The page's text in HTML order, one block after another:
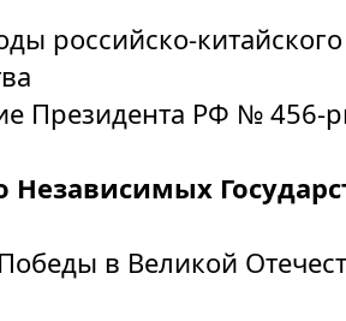
российско-
Президента РФ № 456-
Независимых
в Великой